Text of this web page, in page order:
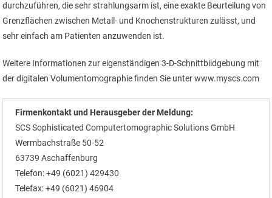
durchzuführen, die sehr strahlungsarm ist, eine exakte Beurteilung von
Grenzflächen zwischen Metall- und Knochenstrukturen zulässt, und
sehr einfach am Patienten anzuwenden ist.
Weitere Informationen zur eigenständigen 3-D-Schnittbildgebung mit
der digitalen Volumentomographie finden Sie unter www.myscs.com
Firmenkontakt und Herausgeber der Meldung:
SCS Sophisticated Computertomographic Solutions GmbH
Wermbachstraße 50-52
63739 Aschaffenburg
Telefon: +49 (6021) 429430
Telefax: +49 (6021) 46904